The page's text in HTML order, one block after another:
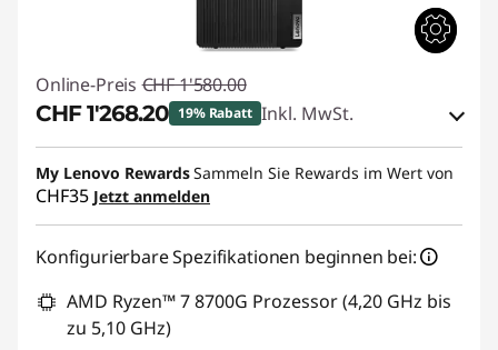
Online-Preis CHF 1'580.00
CHF 1'268.20 19% Rabatt Inkl. MwSt.
eCoupon-Rabatt :-CHF 311.80
eCoupon :THINKDEAL7
My Lenovo RewardsSammeln Sie Rewards im Wert von
CHF35 Jetzt anmelden
Konfigurierbare Spezifikationen beginnen bei:
AMD Ryzen™ 7 8700G Prozessor (4,20 GHz bis
zu 5,10 GHz)